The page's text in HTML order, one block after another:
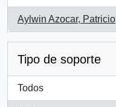
Aylwin Azocar, Patricio
, 1 resultados
Tipo de soporte
Todos